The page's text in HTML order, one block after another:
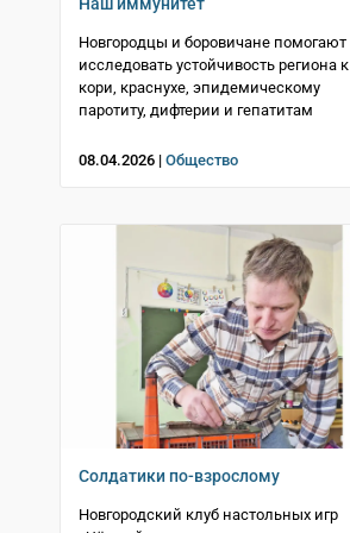
Новгородцы и боровичане помогают
исследовать устойчивость региона к
кори, краснухе, эпидемическому
паротиту, дифтерии и гепатитам
08.04.2026 | Общество
Солдатики по-взрослому
Новгородский клуб настольных игр